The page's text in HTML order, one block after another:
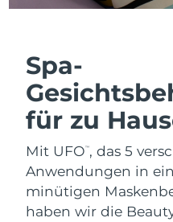
Spa-
für zu
Mit UFO™, das 5
Anwendungen in
minütigen
haben wir die